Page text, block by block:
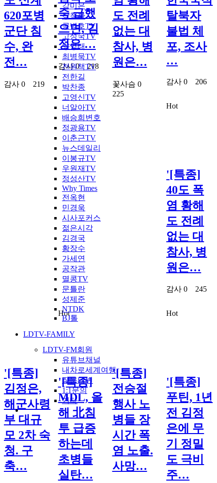
강미은
강철환
공병호TV
고성국TV
양영태
최병묵TV
전원책TV
전한길
박찬종
고영신TV
너알아TV
배승희변호
정광용TV
이춘근TV
뉴스데일리
이봉규TV
우원재TV
정성산TV
Why Times
전옥현
민경욱
시사포커스
젊은시각
김경국
황장수
가세연
공작관
멸콩TV
문틀란
성제준
NTDK
BJ톨
LDTV-FAMILY
LDTV-FM회원
유튜브채널
내차로세계여행
질문답변
1:1문의
기타
620포병
군단 침
수, 완
전…
감사 0 219
죽 급했
으면, 김
정은 …
감사 0218
도 전례
없는 대
참사, 병
원은…
꽃사슴 0
225
탈북자
불법 체
포, 조사
…
감사 0 206
Hot
'[특종]
40도 폭
염 황해
도 전례
없는 대
참사, 병
원은…
감사 0245
'[특종]
김정은,
해군사령
부 대규
모 2차 숙
청. 구
축…
Hot
'[특종]
MDL, 올
해 北침
투 급증
하는데
초병들
실탄…
'[특종]
전승절
행사 노
병들 장
시간 폭
염 노출.
사망…
Hot
'[특종]
푸틴, 1년
전 김정
은에 무
기 정밀
도 극비
주…